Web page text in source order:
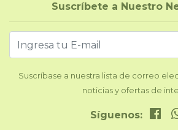
Suscríbete a Nuestro
Suscríbase a nuestra lista de correo
noticias y ofertas de
Síguenos: